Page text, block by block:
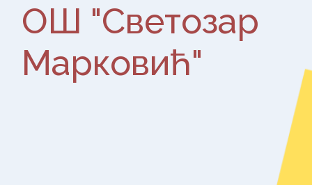
ОШ "Светозар
Марковић"